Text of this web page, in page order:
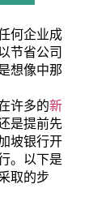
何企业成
节省公司
想像中那
许多的新
是提前先
坡银行开
。以下是
取的步